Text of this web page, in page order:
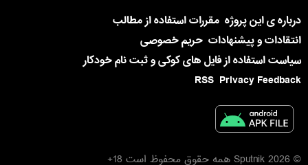
درباره ی این پروژه مقررات استفاده از مطالب
انتقادات و پیشنهادات حریم خصوصی
سیاست استفاده از فایل های کوکی و ثبت نام خودکار
Privacy Feedback
RSS
© 2026 Sputnik همه حقوق محفوظ است 18+